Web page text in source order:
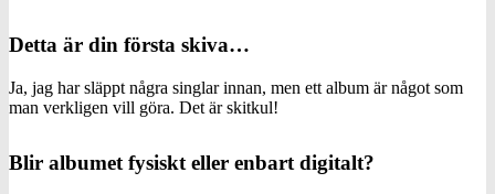
Detta är din första skiva…
Ja, jag har släppt några singlar innan, men ett album är något som
man verkligen vill göra. Det är skitkul!
Blir albumet fysiskt eller enbart digitalt?